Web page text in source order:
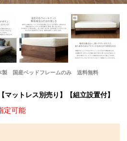
国産ベッドフレームのみ 送料無料
ットレス別売り】【組立設置付】
可能